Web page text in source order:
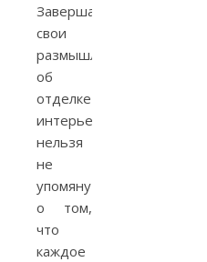
Завершая
свои
размышления
об
отделке
интерьеров,
нельзя
не
упомянуть
о том,
что
каждое